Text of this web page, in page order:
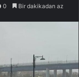
0 Bir dakikadan az